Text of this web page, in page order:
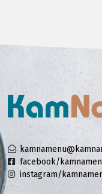
facebook/
instagram/